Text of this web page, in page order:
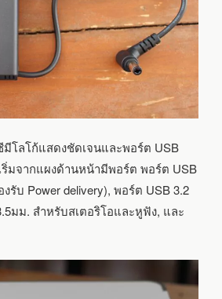
โลโก้แสดงชัดเจนและพอร์ต USB
ริ่มจากแผงด้านหน้ามีพอร์ต พอร์ต USB
งรับ Power delivery), พอร์ต USB 3.2
มม. สำหรับสเตอริโอและหูฟัง, และ